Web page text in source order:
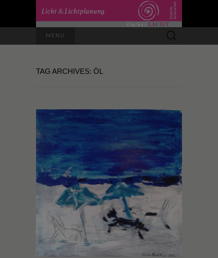
MENU
nach:
TAG ARCHIVES: ÖL